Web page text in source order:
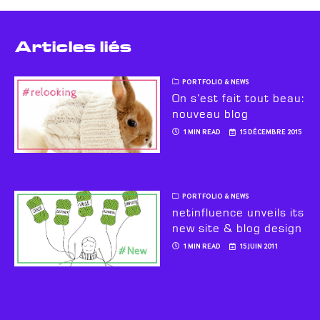
Articles liés
PORTFOLIO & NEWS
On s’est fait tout beau:
nouveau blog
1 MIN READ 15 DÉCEMBRE 2015
PORTFOLIO & NEWS
netinfluence unveils its
new site & blog design
1 MIN READ 15 JUIN 2011